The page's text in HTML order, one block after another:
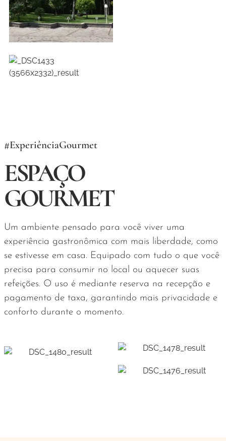
#ExperiênciaGourmet
ESPAÇO
GOURMET
Um ambiente pensado para você viver uma
experiência gastronômica com mais liberdade, como
se estivesse em casa. Equipado com tudo o que você
precisa para consumir no local ou aquecer suas
refeições. O uso é mediante reserva na recepção e
pagamento de taxa, garantindo mais privacidade e
conforto durante o momento.